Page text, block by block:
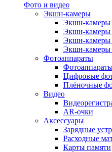
Фото и видео
Экшн-камеры
Экшн-камеры
Экшн-камеры
Экшн-камеры
Экшн-камеры
Фотоаппараты
Цифровые
Плёночные
Видео
AR-очки
Аксессуары
Зарядные
Расходные
Карты памяти